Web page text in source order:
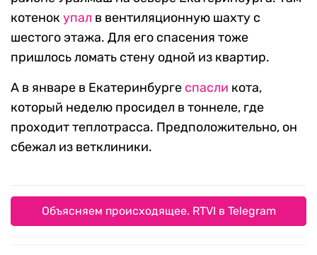
котенокупал в вентиляционную шахту с
шестого этажа. Для его спасения тоже
пришлось ломать стену одной из квартир.
А в январе в Екатеринбурге спасли кота,
который неделю просидел в тоннеле, где
проходит теплотрасса. Предположительно, он
сбежал из ветклиники.
Объясняем происходящее. RTVI в Telegram